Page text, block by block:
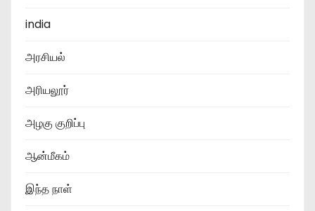
india
அரசியல்
அரியலூர்
அழகு குறிப்பு
ஆன்மீகம்
இந்த நாள்